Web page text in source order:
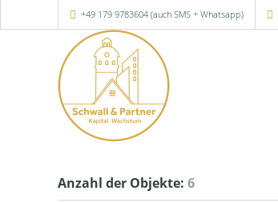
+49 179 9783604 (auch SMS + Whatsapp)
Anzahl der Objekte: 6